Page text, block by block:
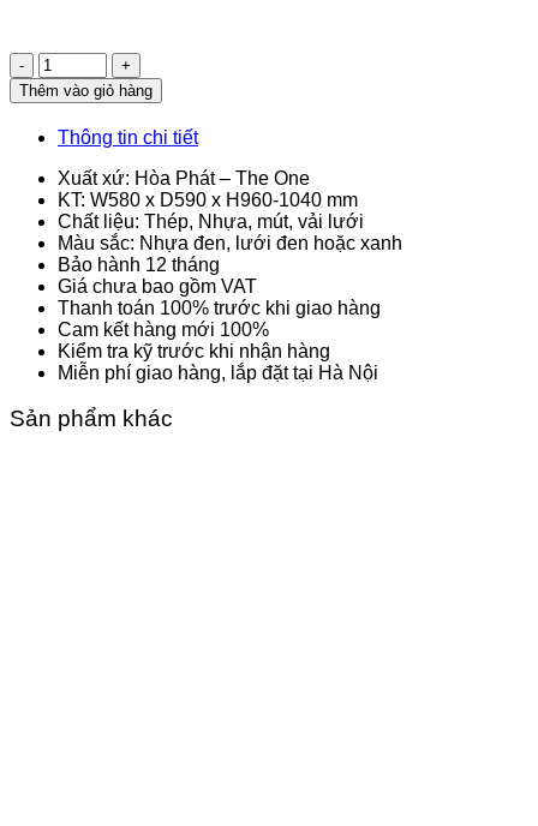
Số
lượng
Thêm vào giỏ hàng
Thông tin chi tiết
Xuất xứ: Hòa Phát – The One
KT: W580 x D590 x H960-1040 mm
Chất liệu: Thép, Nhựa, mút, vải lưới
Màu sắc: Nhựa đen, lưới đen hoặc xanh
Bảo hành 12 tháng
Giá chưa bao gồm VAT
Thanh toán 100% trước khi giao hàng
Cam kết hàng mới 100%
Kiểm tra kỹ trước khi nhận hàng
Miễn phí giao hàng, lắp đặt tại Hà Nội
Sản phẩm khác